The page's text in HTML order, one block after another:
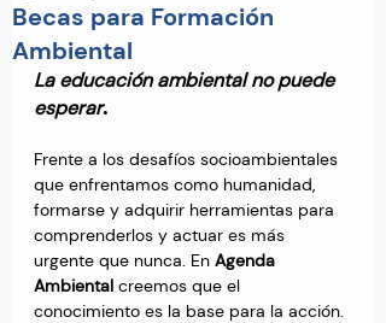
Becas para Formación
Ambiental
La educación ambiental no puede
esperar.
Frente a los desafíos socioambientales
que enfrentamos como humanidad,
formarse y adquirir herramientas para
comprenderlos y actuar es más
urgente que nunca. En Agenda
Ambiental creemos que el
conocimiento es la base para la acción.